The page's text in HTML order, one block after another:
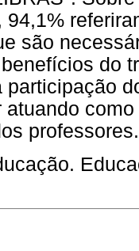
94,1%
são
do
participação
atuando
professores.